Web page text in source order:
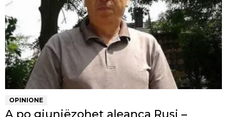
OPINIONE
A po gjunjëzohet aleanca Rusi –